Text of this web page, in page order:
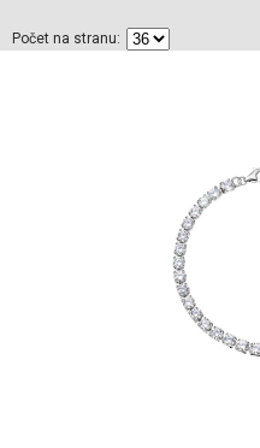
Počet na stranu: